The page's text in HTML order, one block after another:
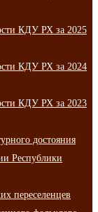
КДУ РХ за 2025
КДУ РХ за 2024
КДУ РХ за 2023
достояния
Республики
переселенцев